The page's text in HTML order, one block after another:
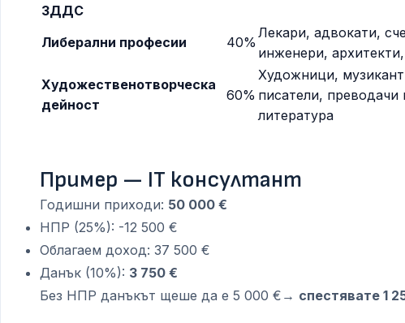
ЗДДС
Либерални професии 40%
Лекари, адвокати,
инженери,
Художественотворческа
дейност
60%
Художници,
писатели, преводачи
литература
Пример — IT консултант
Годишни приходи: 50 000 €
НПР (25%): -12 500 €
Облагаем доход: 37 500 €
Данък (10%): 3 750 €
Без НПР данъкът щеше да е 5 000 €→ спестявате 1